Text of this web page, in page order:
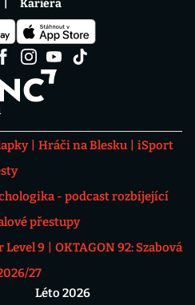
Hráči na Blesku
iSport
- podcast rozbíjející
přestupy
Level 9
OKTAGON 92: Szabová
27
Léto 2026
Kariéra